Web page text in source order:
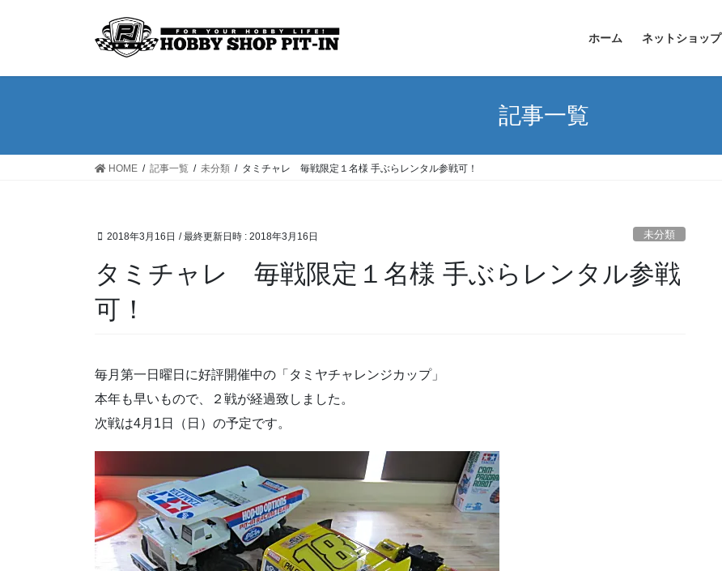
ホーム ネットショップ
記事一覧
HOME 記事一覧 未分類 タミチャレ 毎戦限定１名様 手ぶらレンタル参戦可！
2018年3月16日 / 最終更新日時 : 2018年3月16日 未分類
タミチャレ 毎戦限定１名様 手ぶらレンタル参戦
可！
毎月第一日曜日に好評開催中の「タミヤチャレンジカップ」
本年も早いもので、２戦が経過致しました。
次戦は4月1日（日）の予定です。